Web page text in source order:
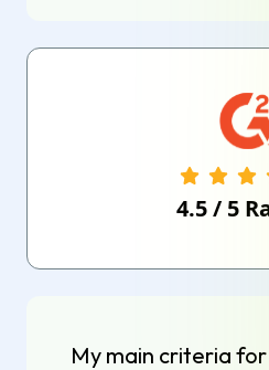
4.5/ 5
My main criteria